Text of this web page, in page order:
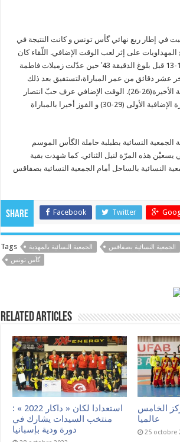
في إطار ربع نهائي گأس تونس و كانت النتيجة في
للمباراة (26-26) قبل ان تنتهي بنتيجة 33-30 لصالح المهداويات على إثر لعب الوقت الإضافي. اللّقاء كان
حاميا،تمكنت في شطره الأول لاعبات مڨرين من التفوق بنتيجة 15-13 قبل بلوغ الدقيقة 43′ حين عدّلت زميلات فاطمة
21) و أخذن الأسبقية بثلاث اهداف(21-24) في آخر عشر دقائق من عمر المباراة،لتستفيق بعد ذلك
زميلات منال الكوكي و تعدن في المباراة معدّلات النتيجة في الثانية الأخيرة(26-26). الوقت الإضافي عرف حبّ انتصار
كبير من قِبل بنات فتحي منصّر و لم يمنع الإرهاق تفوّقهنّ في الفترة الإضافية الأولى (29-30) و الفوز أخيرا بالمباراة
النسائية بطبلبة حاملة الگأس الموسم
ان زميلات رجاء التومي يسعيْن هذه المرّة لنيل الثنائي. كما شهدت بقية
على حساب تازركة(25-34) و انهزام الجمعية النسائية بالساحل أمام الجمعية النسائية بصفاقس
Share Facebook Twitter
Tags الجمعية النسائية بالمهدية الجمعية النسائية بصفاقس
گأس تونس
Related Articles
استعدادا لكان « داكار 2022 » :
منتخب السيدات يشارك في
دورة ودية بإسبانيا
الخامس
عالميا
25 octobre